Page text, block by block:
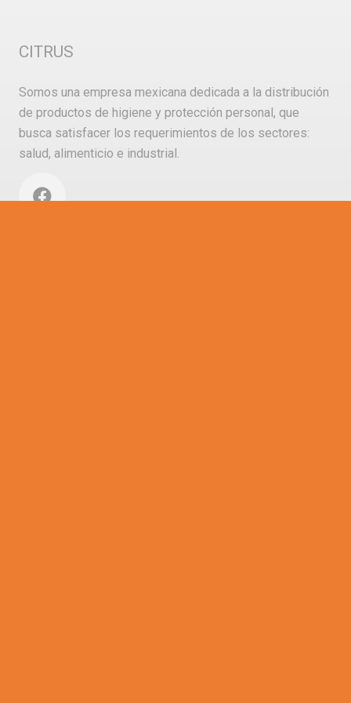
CITRUS
Somos una empresa mexicana dedicada a la distribución
de productos de higiene y protección personal, que
busca satisfacer los requerimientos de los sectores:
salud, alimenticio e industrial.